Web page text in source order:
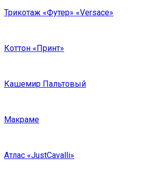
Трикотаж «Футер» «Versace»
Коттон «Принт»
Кашемир Пальтовый
Макраме
Атлас «JustCavalli»